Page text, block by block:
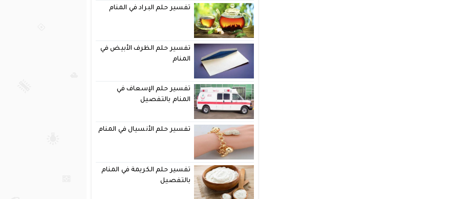
تفسير حلم البراد في المنام
تفسير حلم الظرف الأبيض في
المنام
تفسير حلم الإسعاف في
المنام بالتفصيل
تفسير حلم الأنسيال في المنام
تفسير حلم الكريمة في المنام
بالتفصيل